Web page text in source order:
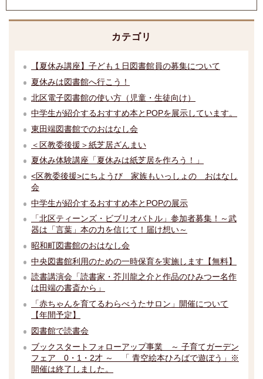
カテゴリ
【夏休み講座】子ども１日図書館員の募集について
夏休みは図書館へ行こう！
北区電子図書館の使い方（児童・生徒向け）
中学生が紹介するおすすめ本とPOPを展示しています。
東田端図書館でのおはなし会
＜区教委後援＞紙芝居ざんまい
夏休み体験講座「夏休みは紙芝居を作ろう！」
<区教委後援>にちようび 家族もいっしょの おはなし
会
中学生が紹介するおすすめ本とPOPの展示
「北区ティーンズ・ビブリオバトル」参加者募集！～武
器は「言葉」本の力を信じて！届け想い～
昭和町図書館のおはなし会
中央図書館利用のための一時保育を実施します【無料】
読書講演会「読書家・芥川龍之介と作品のひみつー名作
は田端の書斎から」
「赤ちゃんを育てるわらべうたサロン」開催について
【年間予定】
図書館で読書会
ブックスタートフォローアップ事業 ～ 子育てガーデン
フェア 0・1・2才 ～ 「 青空絵本ひろばで遊ぼう」※
開催は終了しました。